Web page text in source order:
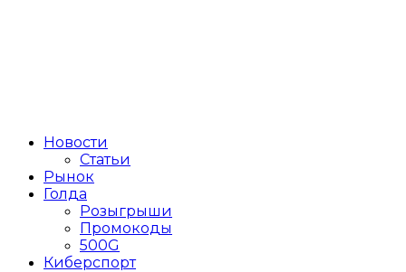
Новости
Статьи
Рынок
Голда
Розыгрыши
Промокоды
500G
Киберспорт